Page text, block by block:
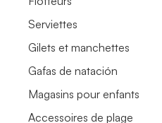
Serviettes
Gilets et manchettes
Gafas de natación
Magasins pour enfants
Accessoires de plage